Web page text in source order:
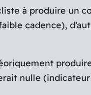
à produire un
cadence),
nulle